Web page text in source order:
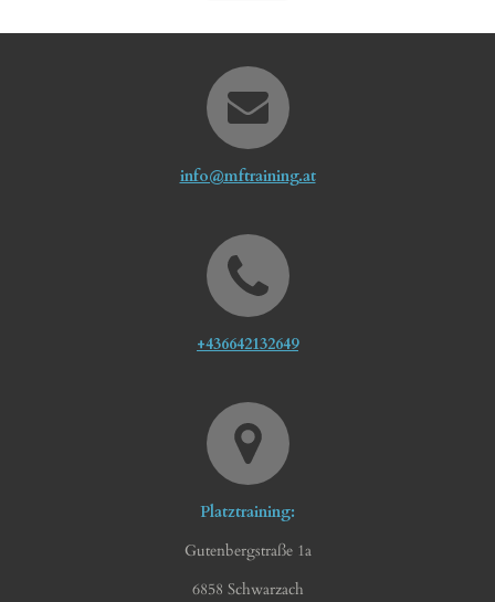
info@mftraining.at
+436642132649
Platztraining:
Gutenbergstraße 1a
6858 Schwarzach